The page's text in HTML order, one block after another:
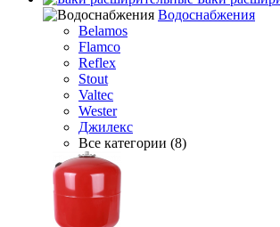
Водоснабжения
Belamos
Flamco
Reflex
Stout
Valtec
Wester
Джилекс
Все категории (8)